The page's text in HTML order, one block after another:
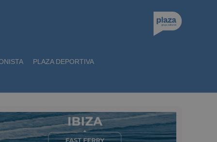
PLAZA DEPORTIVA